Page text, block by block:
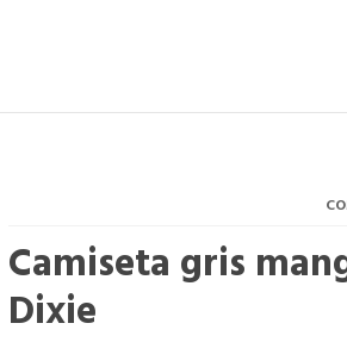
Camiseta gris
Dixie